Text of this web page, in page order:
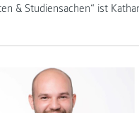
& Studiensachen“ ist